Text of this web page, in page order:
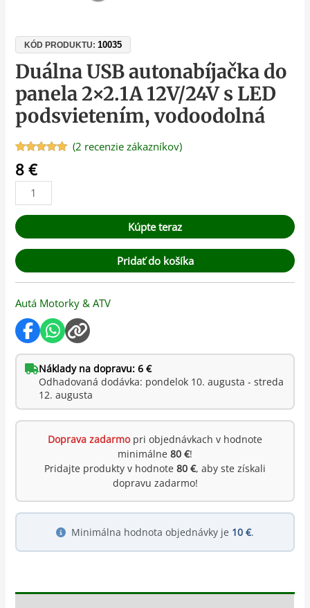
KÓD PRODUKTU:10035
Duálna USB autonabíjačka do
panela 2×2.1A 12V/24V s LED
podsvietením, vodoodolná
Hodnotenie
5.00z 5 na
základe
2
zákazníckych
recenzií
(2 recenzie zákazníkov)
8€
Kúpte teraz
Pridať do košíka
Autá Motorky & ATV
Náklady na dopravu: 6 €
Odhadovaná dodávka: pondelok 10. augusta - streda
12. augusta
Doprava zadarmopri objednávkach v hodnote
minimálne 80 €!
Pridajte produkty v hodnote 80 €, aby ste získali
dopravu zadarmo!
Minimálna hodnota objednávky je 10 €.